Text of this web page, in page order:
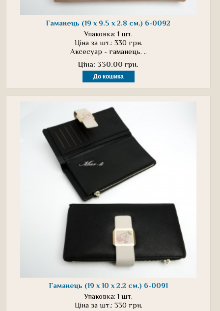
Гаманець (19 х 9.5 х 2.8 см.) 6-0092
Упаковка: 1 шт.
Ціна за шт.: 330 грн.
Аксесуар - гаманець. ..
Ціна: 330.00 грн.
Гаманець (19 х 10 х 2.2 см.) 6-0091
Упаковка: 1 шт.
Ціна за шт.: 330 грн.